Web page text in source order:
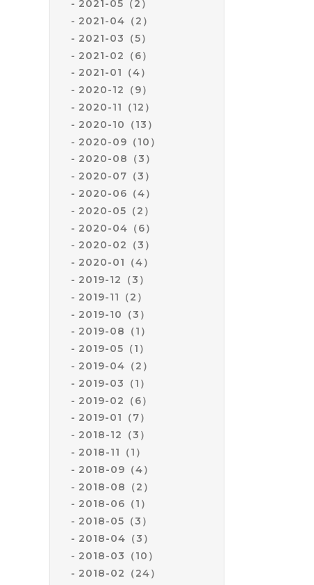
2021-05（2）
2021-04（2）
2021-03（5）
2021-02（6）
2021-01（4）
2020-12（9）
2020-11（12）
2020-10（13）
2020-09（10）
2020-08（3）
2020-07（3）
2020-06（4）
2020-05（2）
2020-04（6）
2020-02（3）
2020-01（4）
2019-12（3）
2019-11（2）
2019-10（3）
2019-08（1）
2019-05（1）
2019-04（2）
2019-03（1）
2019-02（6）
2019-01（7）
2018-12（3）
2018-11（1）
2018-09（4）
2018-08（2）
2018-06（1）
2018-05（3）
2018-04（3）
2018-03（10）
2018-02（24）